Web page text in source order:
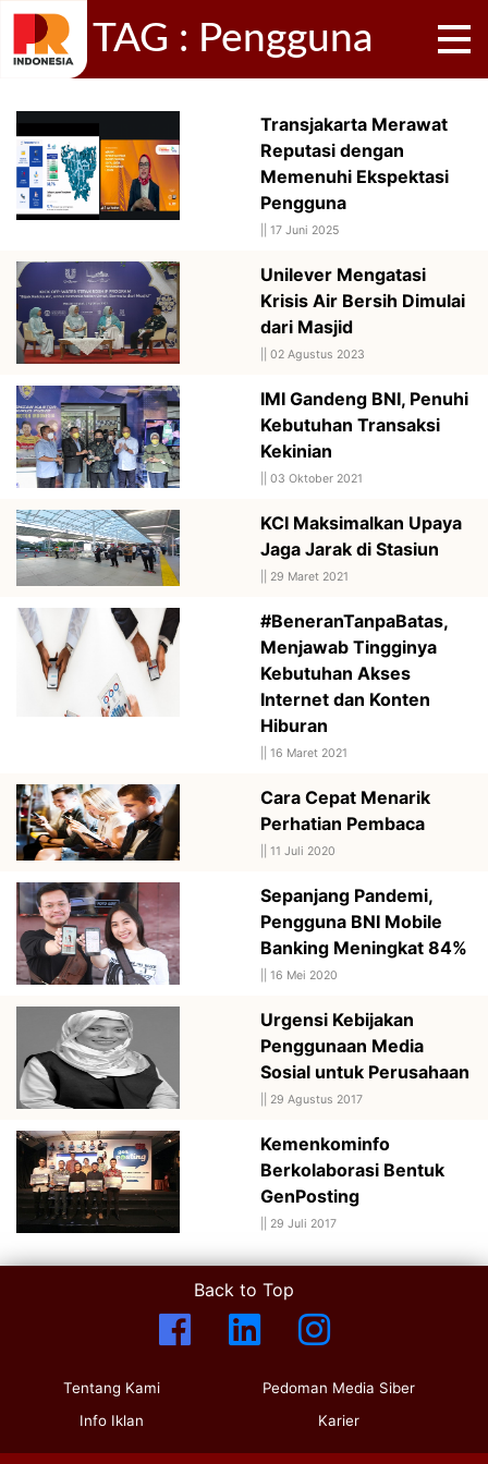
TAG : Pengguna
Transjakarta Merawat
Reputasi dengan
Memenuhi Ekspektasi
Pengguna
17 Juni 2025
Unilever Mengatasi
Krisis Air Bersih Dimulai
dari Masjid
02 Agustus 2023
IMI Gandeng BNI, Penuhi
Kebutuhan Transaksi
Kekinian
03 Oktober 2021
KCI Maksimalkan Upaya
Jaga Jarak di Stasiun
29 Maret 2021
#BeneranTanpaBatas,
Menjawab Tingginya
Kebutuhan Akses
Internet dan Konten
Hiburan
16 Maret 2021
Cara Cepat Menarik
Perhatian Pembaca
11 Juli 2020
Sepanjang Pandemi,
Pengguna BNI Mobile
Banking Meningkat 84%
16 Mei 2020
Urgensi Kebijakan
Penggunaan Media
Sosial untuk Perusahaan
29 Agustus 2017
Kemenkominfo
Berkolaborasi Bentuk
GenPosting
29 Juli 2017
Back to Top
Tentang Kami
Info Iklan
Pedoman Media Siber
Karier